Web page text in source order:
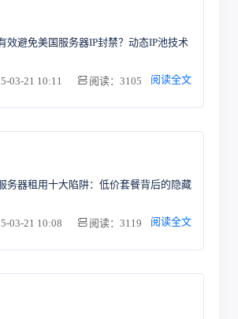
效避免美国服务器IP封禁？动态IP池技术
03-21 10:11
阅读：3105 阅读全文
务器租用十大陷阱：低价套餐背后的隐藏
03-21 10:08
阅读：3119 阅读全文